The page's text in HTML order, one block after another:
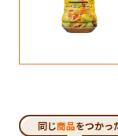
同じ商品をつかっ